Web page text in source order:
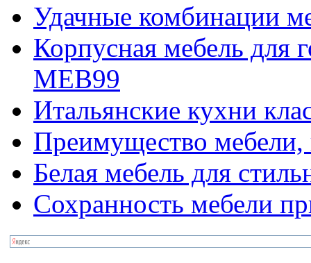
Удачные комбинации
Корпусная мебель для
MEB99
Итальянские кухни
Преимущество мебели,
Белая мебель для
Сохранность мебели